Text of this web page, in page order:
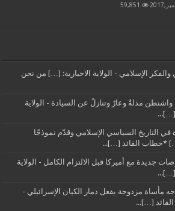
59,851
والفكر الإسلامي - الولاية الاخبارية: […] من نحن
مذلةٌ وعارٌ وتنازلٌ عن السيادة - الولاية
[…]...
في التاريخ السياسي الإسلامي وقدّم نموذجًا
[…] *خطاب القائد […]...
جديدة مع أميركا قبل الالتزام الكامل - الولاية
[…]...
مأساة مزدوجة بفعل دمار الكيان الإسرائيلي -
القائد […]...